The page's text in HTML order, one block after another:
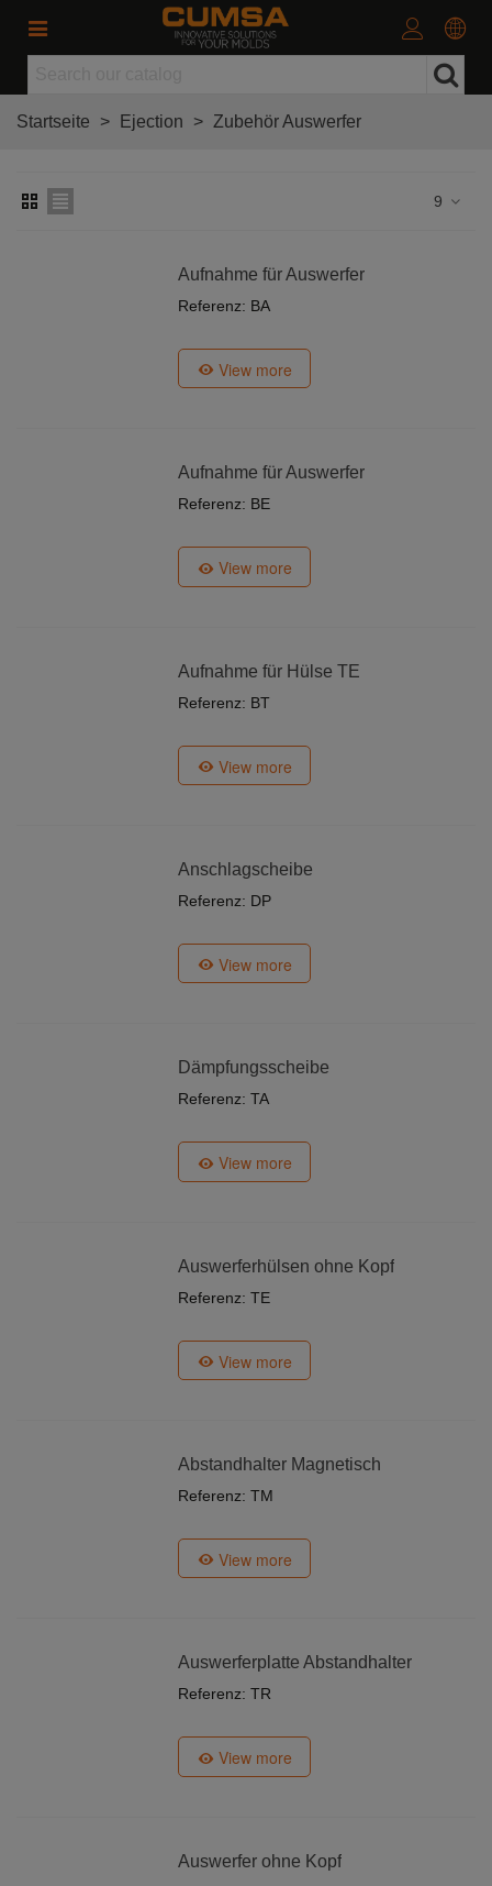
Startseite > Ejection > Zubehör Auswerfer
9
Aufnahme für Auswerfer
Referenz: BA
View more
Aufnahme für Auswerfer
Referenz: BE
View more
Aufnahme für Hülse TE
Referenz: BT
View more
Anschlagscheibe
Referenz: DP
View more
Dämpfungsscheibe
Referenz: TA
View more
Auswerferhülsen ohne Kopf
Referenz: TE
View more
Abstandhalter Magnetisch
Referenz: TM
View more
Auswerferplatte Abstandhalter
Referenz: TR
View more
Auswerfer ohne Kopf